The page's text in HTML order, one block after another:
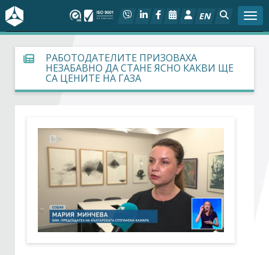
EN
За БСК
На фокус
Социален диалог
Дейности
Арбитражен съд
РАБОТОДАТЕЛИТЕ ПРИЗОВАХА
НЕЗАБАВНО ДА СТАНЕ ЯСНО КАКВИ ЩЕ
СА ЦЕНИТЕ НА ГАЗА